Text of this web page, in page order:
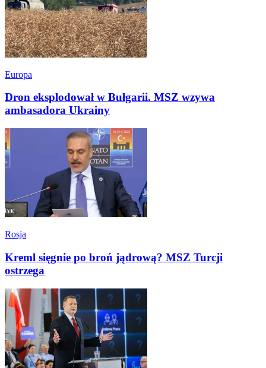
Europa
Dron eksplodował w Bułgarii. MSZ wzywa
ambasadora Ukrainy
Rosja
Kreml sięgnie po broń jądrową? MSZ Turcji
ostrzega